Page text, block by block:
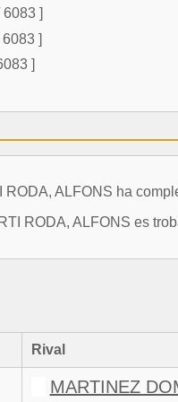
6083 ]
6083 ]
]
RODA, ALFONS ha
RODA, ALFONS es
Rival
MARTINEZ